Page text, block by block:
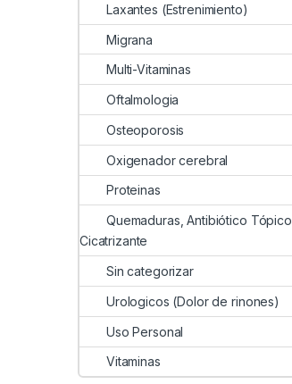
Laxantes (Estrenimiento)
Migrana
Multi-Vitaminas
Oftalmologia
Osteoporosis
Oxigenador cerebral
Proteinas
Quemaduras, Antibiótico Tópico,
Cicatrizante
Sin categorizar
Urologicos (Dolor de rinones)
Uso Personal
Vitaminas